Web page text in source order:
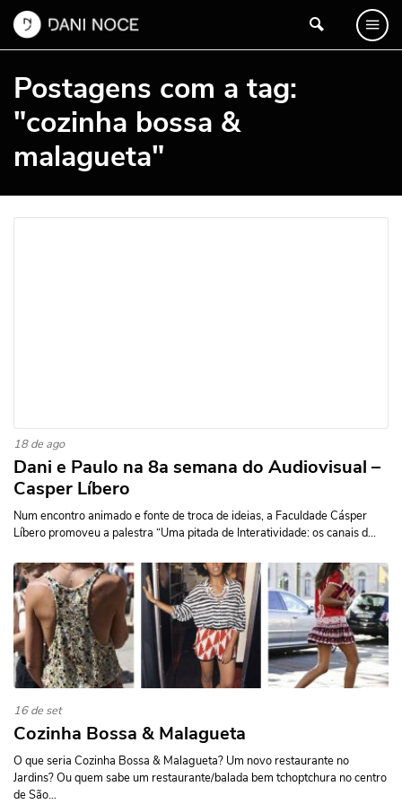
Postagens com a tag:
"cozinha bossa &
malagueta"
18 de ago
Dani e Paulo na 8a semana do Audiovisual –
Casper Líbero
Num encontro animado e fonte de troca de ideias, a Faculdade Cásper
Líbero promoveu a palestra “Uma pitada de Interatividade: os canais d...
16 de set
Cozinha Bossa & Malagueta
O que seria Cozinha Bossa & Malagueta? Um novo restaurante no
Jardins? Ou quem sabe um restaurante/balada bem tchoptchura no centro
de São...